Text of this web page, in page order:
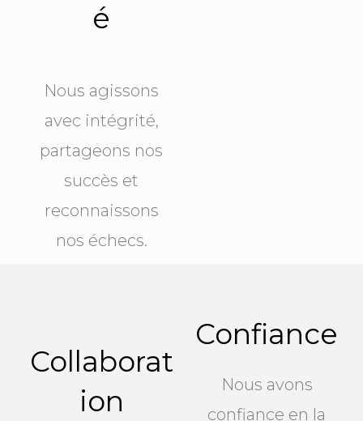
é
Nous agissons
avec intégrité,
partageons nos
succès et
reconnaissons
nos échecs.
Collaborat
ion
Confiance
Nous avons
confiance en la